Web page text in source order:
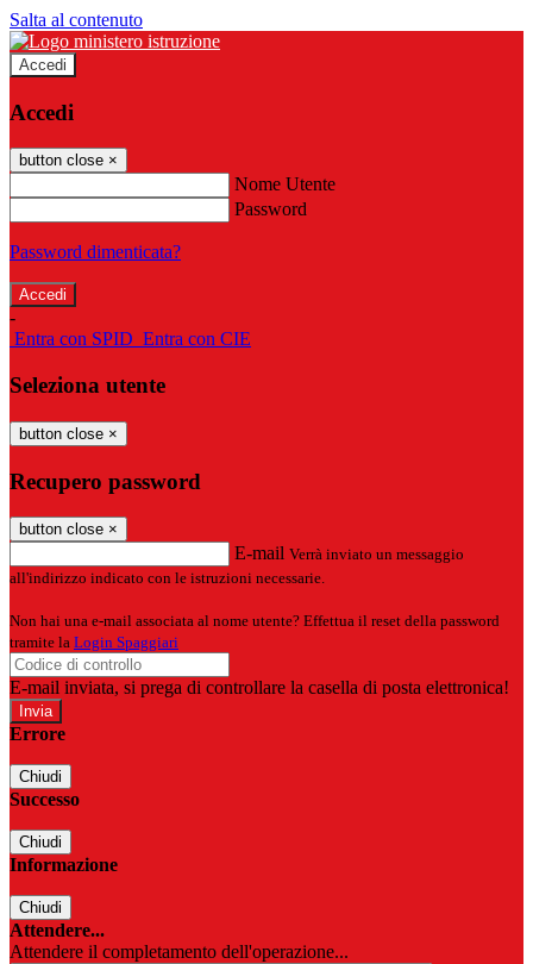
Salta al contenuto
Accedi
Accedi
button close ×
Nome Utente
Password
Password dimenticata?
-
Entra con SPID Entra con CIE
Seleziona utente
button close ×
Recupero password
button close ×
E-mail Verrà inviato un messaggio
all'indirizzo indicato con le istruzioni necessarie.
Non hai una e-mail associata al nome utente? Effettua il reset della password
tramite la Login Spaggiari
E-mail inviata, si prega di controllare la casella di posta elettronica!
Errore
Chiudi
Successo
Chiudi
Informazione
Chiudi
Attendere...
Attendere il completamento dell'operazione...